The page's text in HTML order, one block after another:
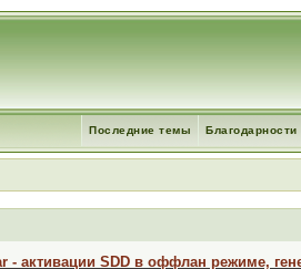
Благодарности
Последние темы
- активации SDD в оффлан режиме,